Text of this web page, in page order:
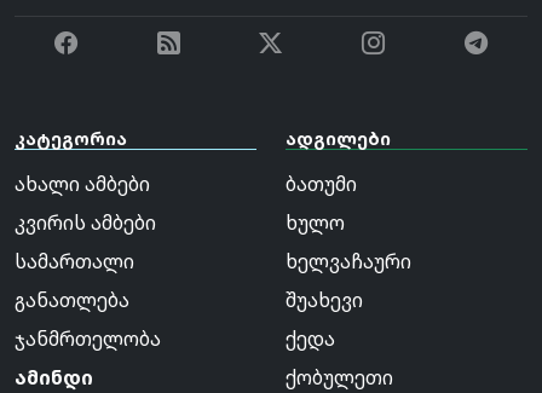
კატეგორია
ახალი ამბები
კვირის ამბები
სამართალი
განათლება
ჯანმრთელობა
ამინდი
ადგილები
ბათუმი
ხულო
ხელვაჩაური
შუახევი
ქედა
ქობულეთი